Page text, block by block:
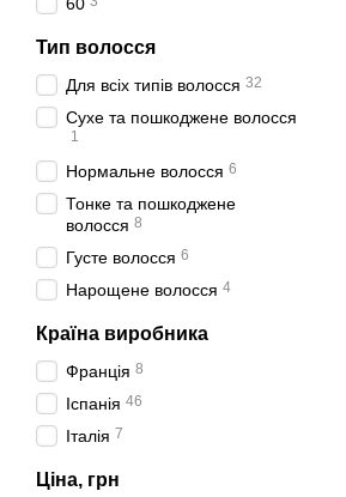
Тип волосся
Для всіх типів волосся 32
Сухе та пошкоджене волосся
1
Нормальне волосся 6
Тонке та пошкоджене
волосся 8
Густе волосся 6
Нарощене волосся 4
Країна виробника
Франція 8
Іспанія 46
Італія 7
Ціна, грн